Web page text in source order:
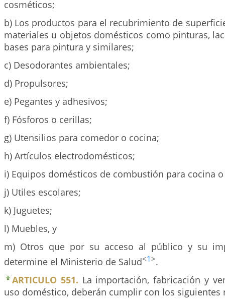
cosméticos;
b) Los productos para el recubrimiento de
materiales u objetos domésticos como pinturas,
bases para pintura y similares;
c) Desodorantes ambientales;
d) Propulsores;
e) Pegantes y adhesivos;
f) Fósforos o cerillas;
g) Utensilios para comedor o cocina;
h) Artículos electrodomésticos;
i) Equipos domésticos de combustión para cocina
j) Utiles escolares;
k) Juguetes;
l) Muebles, y
m) Otros que por su acceso al público y su
determine el Ministerio de Salud<1>.
ARTICULO 551. La importación, fabricación y
uso doméstico, deberán cumplir con los siguientes